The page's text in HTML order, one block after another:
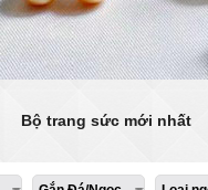
Bộ trang sức mới nhất